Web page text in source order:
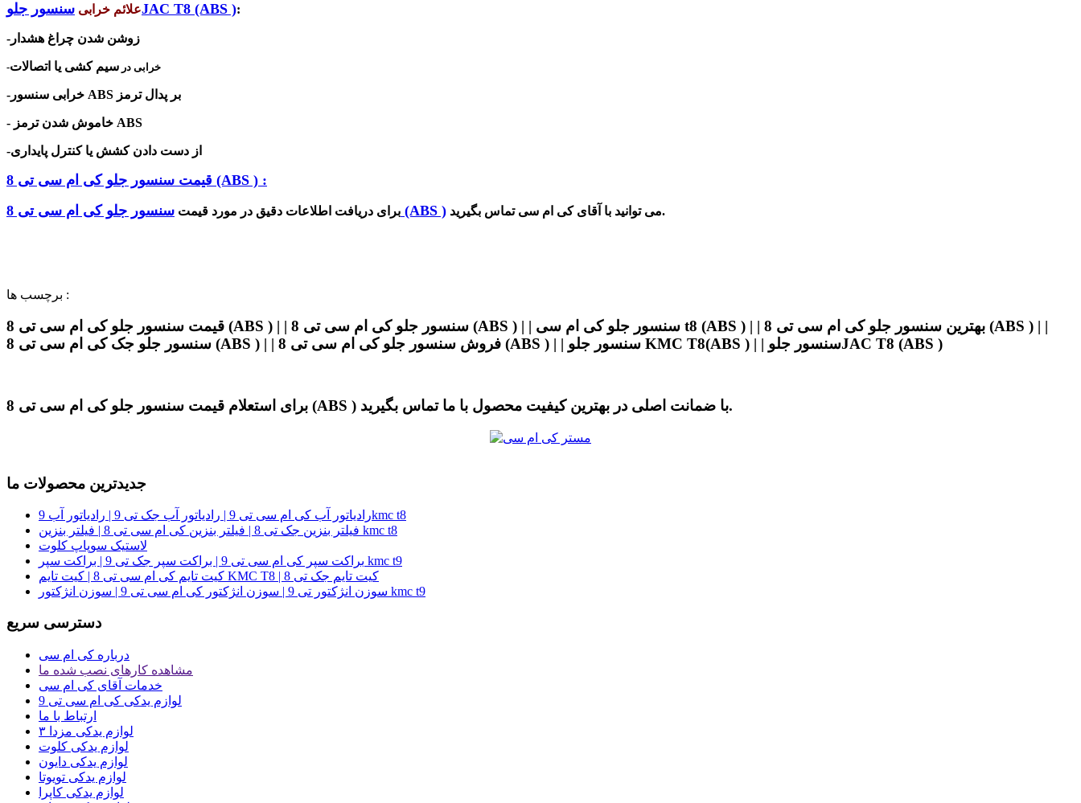
علائم خرابیسنسور جلوJAC T8 (ABS ):
-زوشن شدن چراغ هشدار
-خرابی در سیم کشی یا اتصالات
- خرابی سنسور ABS بر پدال ترمز
- خاموش شدن ترمز ABS
-از دست دادن کشش یا کنترل پایداری
قیمت سنسور جلو کی ام سی تی 8 (ABS ) :
برای دریافت اطلاعات دقیق در مورد قیمت سنسور جلو کی ام سی تی 8 (ABS ) می توانید با آقای کی ام سی تماس بگیرید.
برچسب ها :
قیمت سنسور جلو کی ام سی تی 8 (ABS ) | | سنسور جلو کی ام سی تی 8 (ABS ) | | سنسور جلو کی ام سی t8 (ABS ) | | بهترین سنسور جلو کی ام سی تی 8 (ABS ) | |
سنسور جلو جک کی ام سی تی 8 (ABS ) | | فروش سنسور جلو کی ام سی تی 8 (ABS ) | | سنسور جلو KMC T8(ABS ) | | سنسور جلوJAC T8 (ABS )
برای استعلام قیمت سنسور جلو کی ام سی تی 8 (ABS ) با ضمانت اصلی در بهترین کیفیت محصول با ما تماس بگیرید.
جدیدترین محصولات ما
رادیاتور آب کی ام سی تی 9 | رادیاتور آب جک تی 9 | رادیاتور آب 9kmc t8
فیلتر بنزین جک تی 8 | فیلتر بنزین کی ام سی تی 8 | فیلتر بنزین kmc t8
لاستیک سوپاپ کلوت
براکت سپر کی ام سی تی 9 | براکت سپر جک تی 9 | براکت سپر kmc t9
کیت تایم کی ام سی تی 8 | کیت تایم KMC T8 | کیت تایم جک تی 8
سوزن انژکتور تی 9 | سوزن انژکتور کی ام سی تی 9 | سوزن انژکتور kmc t9
دسترسی سریع
درباره کی ام سی
مشاهده کارهای نصب شده ما
خدمات آقای کی ام سی
لوازم یدکی کی ام سی تی 9
ارتباط با ما
لوازم یدکی مزدا ۳
لوازم یدکی کلوت
لوازم یدکی دایون
لوازم یدکی تویوتا
لوازم یدکی کاپرا